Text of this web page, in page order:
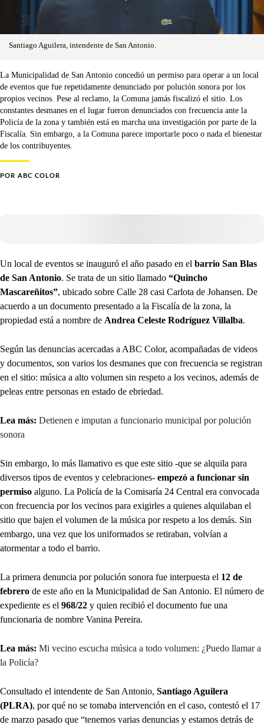
Santiago Aguilera, intendente de San Antonio.
La Municipalidad de San Antonio concedió un permiso para operar a un local
de eventos que fue repetidamente denunciado por polución sonora por los
propios vecinos. Pese al reclamo, la Comuna jamás fiscalizó el sitio. Los
constantes desmanes en el lugar fueron denunciados con frecuencia ante la
Policía de la zona y también está en marcha una investigación por parte de la
Fiscalía. Sin embargo, a la Comuna parece importarle poco o nada el bienestar
de los contribuyentes.
POR ABC COLOR
Un local de eventos se inauguró el año pasado en el barrio San Blas
de San Antonio. Se trata de un sitio llamado “Quincho
Mascareñitos”, ubicado sobre Calle 28 casi Carlota de Johansen. De
acuerdo a un documento presentado a la Fiscalía de la zona, la
propiedad está a nombre de Andrea Celeste Rodríguez Villalba.
Según las denuncias acercadas a ABC Color, acompañadas de videos
y documentos, son varios los desmanes que con frecuencia se registran
en el sitio: música a alto volumen sin respeto a los vecinos, además de
peleas entre personas en estado de ebriedad.
Lea más: Detienen e imputan a funcionario municipal por polución
sonora
Sin embargo, lo más llamativo es que este sitio -que se alquila para
diversos tipos de eventos y celebraciones- empezó a funcionar sin
permiso alguno. La Policía de la Comisaría 24 Central era convocada
con frecuencia por los vecinos para exigirles a quienes alquilaban el
sitio que bajen el volumen de la música por respeto a los demás. Sin
embargo, una vez que los uniformados se retiraban, volvían a
atormentar a todo el barrio.
La primera denuncia por polución sonora fue interpuesta el 12 de
febrero de este año en la Municipalidad de San Antonio. El número de
expediente es el 968/22 y quien recibió el documento fue una
funcionaria de nombre Vanina Pereira.
Lea más: Mi vecino escucha música a todo volumen: ¿Puedo llamar a
la Policía?
Consultado el intendente de San Antonio, Santiago Aguilera
(PLRA), por qué no se tomaba intervención en el caso, contestó el 17
de marzo pasado que “tenemos varias denuncias y estamos detrás de